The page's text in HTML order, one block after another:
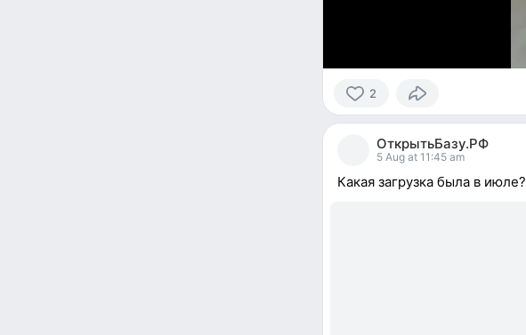
2
2
reactedОткрытьБазу.РФ
5 Aug at 11:45 am
Какая загрузка была в июле?